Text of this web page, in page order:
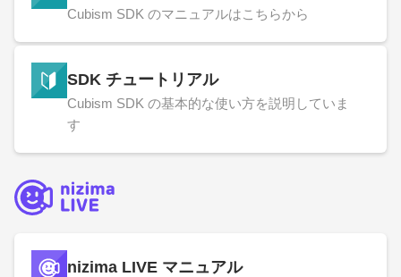
Cubism SDK のマニュアルはこちらから
SDK チュートリアル
Cubism SDK の基本的な使い方を説明していま
す
nizima LIVE マニュアル